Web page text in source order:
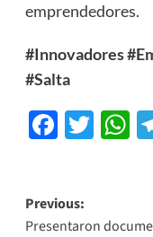
emprendedores.
#Innovadores
#Salta
Previous:
Presentaron